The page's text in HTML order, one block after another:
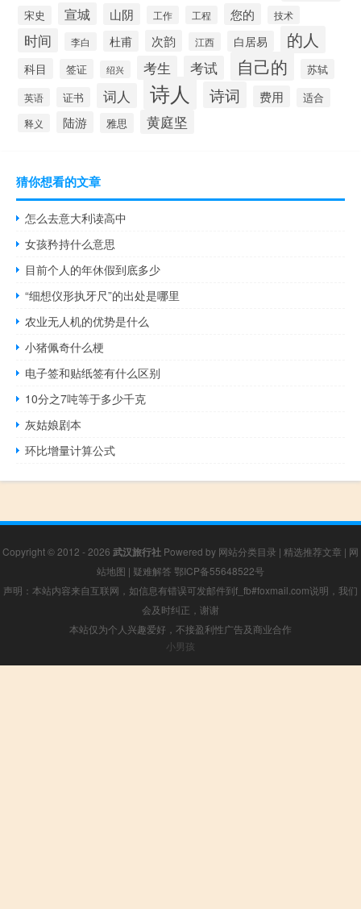
宋史 宣城 山阴 工作 工程 您的 技术
时间 李白 杜甫 次韵 江西 白居易 的人
科目 签证 绍兴 考生 考试 自己的 苏轼
英语 证书 词人 诗人 诗词 费用 适合
释义 陆游 雅思 黄庭坚
猜你想看的文章
怎么去意大利读高中
女孩矜持什么意思
目前个人的年休假到底多少
“细想仪形执牙尺”的出处是哪里
农业无人机的优势是什么
小猪佩奇什么梗
电子签和贴纸签有什么区别
10分之7吨等于多少千克
灰姑娘剧本
环比增量计算公式
Copyright © 2012 - 2026 武汉旅行社 Powered by 网站分类目录 | 精选推荐文章 | 网
站地图 | 疑难解答 鄂ICP备55648522号
声明：本站内容来自互联网，如信息有错误可发邮件到f_fb#foxmail.com说明，我们
会及时纠正，谢谢
本站仅为个人兴趣爱好，不接盈利性广告及商业合作
小男孩